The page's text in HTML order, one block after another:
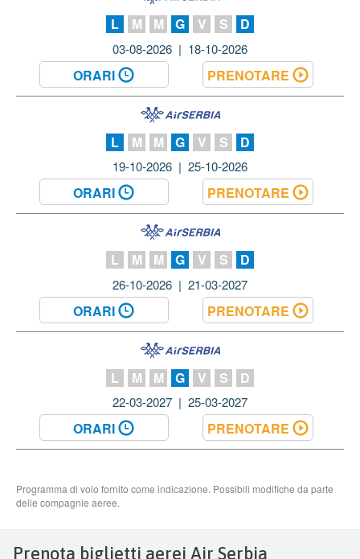
Prenota biglietti aerei Air Serbia